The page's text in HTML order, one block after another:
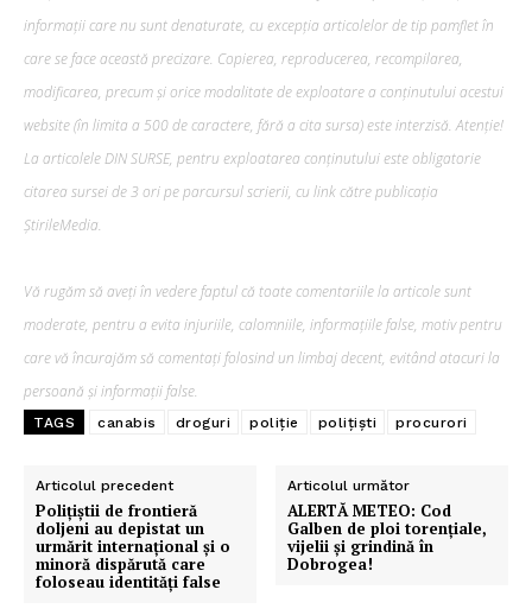
informații care nu sunt denaturate, cu excepția articolelor de tip pamflet în
care se face această precizare. Copierea, reproducerea, recompilarea,
modificarea, precum şi orice modalitate de exploatare a conținutului acestui
website (în limita a 500 de caractere, fără a cita sursa) este interzisă. Atenție!
La articolele DIN SURSE, pentru exploatarea conținutului este obligatorie
citarea sursei de 3 ori pe parcursul scrierii, cu link către publicația
ȘtirileMedia.
Vă rugăm să aveți în vedere faptul că toate comentariile la articole sunt
moderate, pentru a evita injuriile, calomniile, informațiile false, motiv pentru
care vă încurajăm să comentați folosind un limbaj decent, evitând atacuri la
persoană și informații false.
TAGS canabis droguri poliție polițiști procurori
Articolul precedent
Polițiștii de frontieră
doljeni au depistat un
urmărit internațional și o
minoră dispărută care
foloseau identități false
Articolul următor
ALERTĂ METEO: Cod
Galben de ploi torențiale,
vijelii și grindină în
Dobrogea!